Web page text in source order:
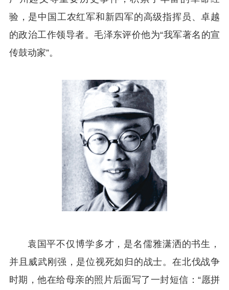
验，是中国工农红军和新四军的高级指挥员、卓越
的政治工作领导者。毛泽东评价他为“我军著名的宣
传鼓动家”。
袁国平不仅博学多才，是名儒雅潇洒的书生，
并且威武刚强，是位视死如归的战士。在北伐战争
时期，他在给母亲的照片后面写了一封短信：“愿拼